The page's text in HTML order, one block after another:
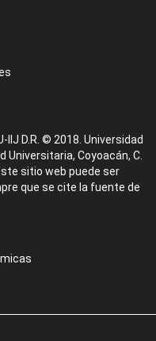
D.R. © 2018. Universidad
Universitaria, Coyoacán, C.
sitio web puede ser
que se cite la fuente de